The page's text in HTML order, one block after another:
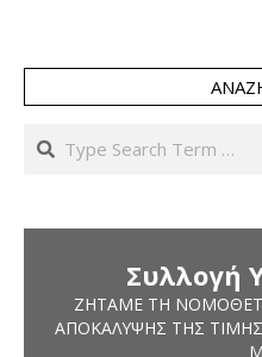
Search
Συλλογή
ΖΗΤΆΜΕ ΤΗ
ΑΠΟΚΆΛΥΨΗΣ ΤΗΣ